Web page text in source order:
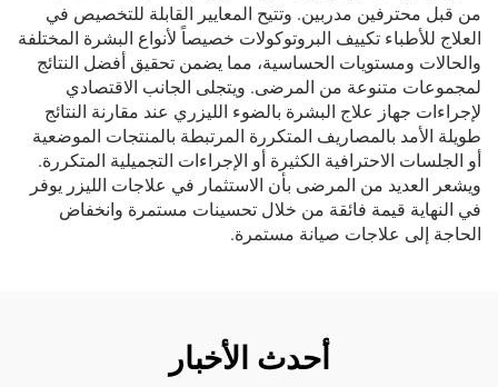
من قبل محترفين مدربين. وتتيح المعايير القابلة للتخصيص في
العلاج للأطباء تكييف البروتوكولات خصيصاً لأنواع البشرة المختلفة
والحالات ومستويات الحساسية، مما يضمن تحقيق أفضل النتائج
لمجموعات متنوعة من المرضى. ويتجلى الجانب الاقتصادي
لإجراءات جهاز علاج البشرة بالضوء الليزري عند مقارنة النتائج
طويلة الأمد بالمصاريف المتكررة المرتبطة بالمنتجات الموضعية
أو الجلسات الاحترافية الكثيرة أو الإجراءات التجميلية المتكررة.
ويشعر العديد من المرضى بأن الاستثمار في علاجات الليزر يوفر
في النهاية قيمة فائقة من خلال تحسينات مستمرة وانخفاض
الحاجة إلى علاجات صيانة مستمرة.
أحدث الأخبار